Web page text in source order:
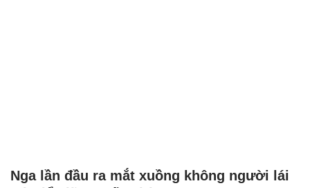
Nga lần đầu ra mắt xuồng không người lái